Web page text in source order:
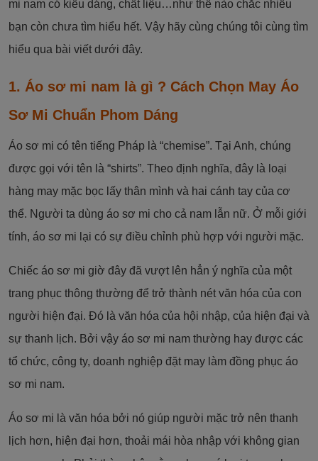
mi nam có kiểu dáng, chất liệu…như thế nào chắc nhiều
bạn còn chưa tìm hiểu hết. Vậy hãy cùng chúng tôi cùng tìm
hiểu qua bài viết dưới đây.
1. Áo sơ mi nam là gì ? Cách Chọn May Áo
Sơ Mi Chuẩn Phom Dáng
Áo sơ mi có tên tiếng Pháp là “chemise”. Tại Anh, chúng
được gọi với tên là “shirts”. Theo định nghĩa, đây là loại
hàng may mặc bọc lấy thân mình và hai cánh tay của cơ
thể. Người ta dùng áo sơ mi cho cả nam lẫn nữ. Ở mỗi giới
tính, áo sơ mi lại có sự điều chỉnh phù hợp với người mặc.
Chiếc áo sơ mi giờ đây đã vượt lên hẳn ý nghĩa của một
trang phục thông thường để trở thành nét văn hóa của con
người hiện đại. Đó là văn hóa của hội nhập, của hiện đại và
sự thanh lịch. Bởi vậy áo sơ mi nam thường hay được các
tổ chức, công ty, doanh nghiệp đặt may làm đồng phục áo
sơ mi nam.
Áo sơ mi là văn hóa bởi nó giúp người mặc trở nên thanh
lịch hơn, hiện đại hơn, thoải mái hòa nhập với không gian